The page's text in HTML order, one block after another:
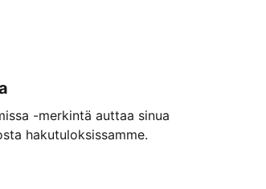
-merkintä auttaa sinua
hakutuloksissamme.